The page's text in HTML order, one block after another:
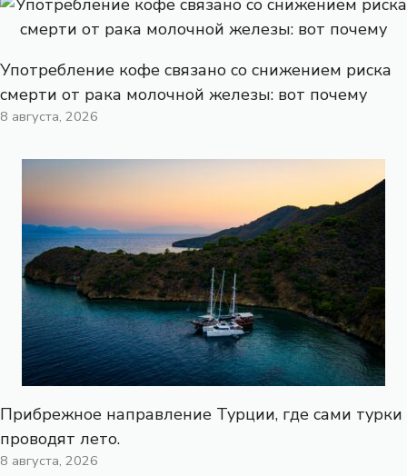
Употребление кофе связано со снижением риска
смерти от рака молочной железы: вот почему
8 августа, 2026
Прибрежное направление Турции, где сами турки
проводят лето.
8 августа, 2026